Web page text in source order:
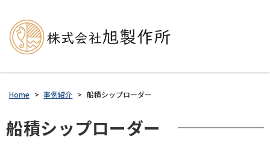
Home > 事例紹介 > 船積シップローダー
船積シップローダー